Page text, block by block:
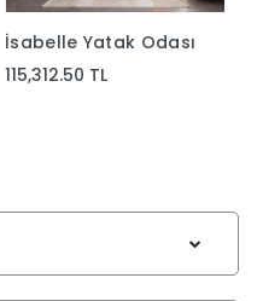
İsabelle Yatak Odası
115,312.50 TL